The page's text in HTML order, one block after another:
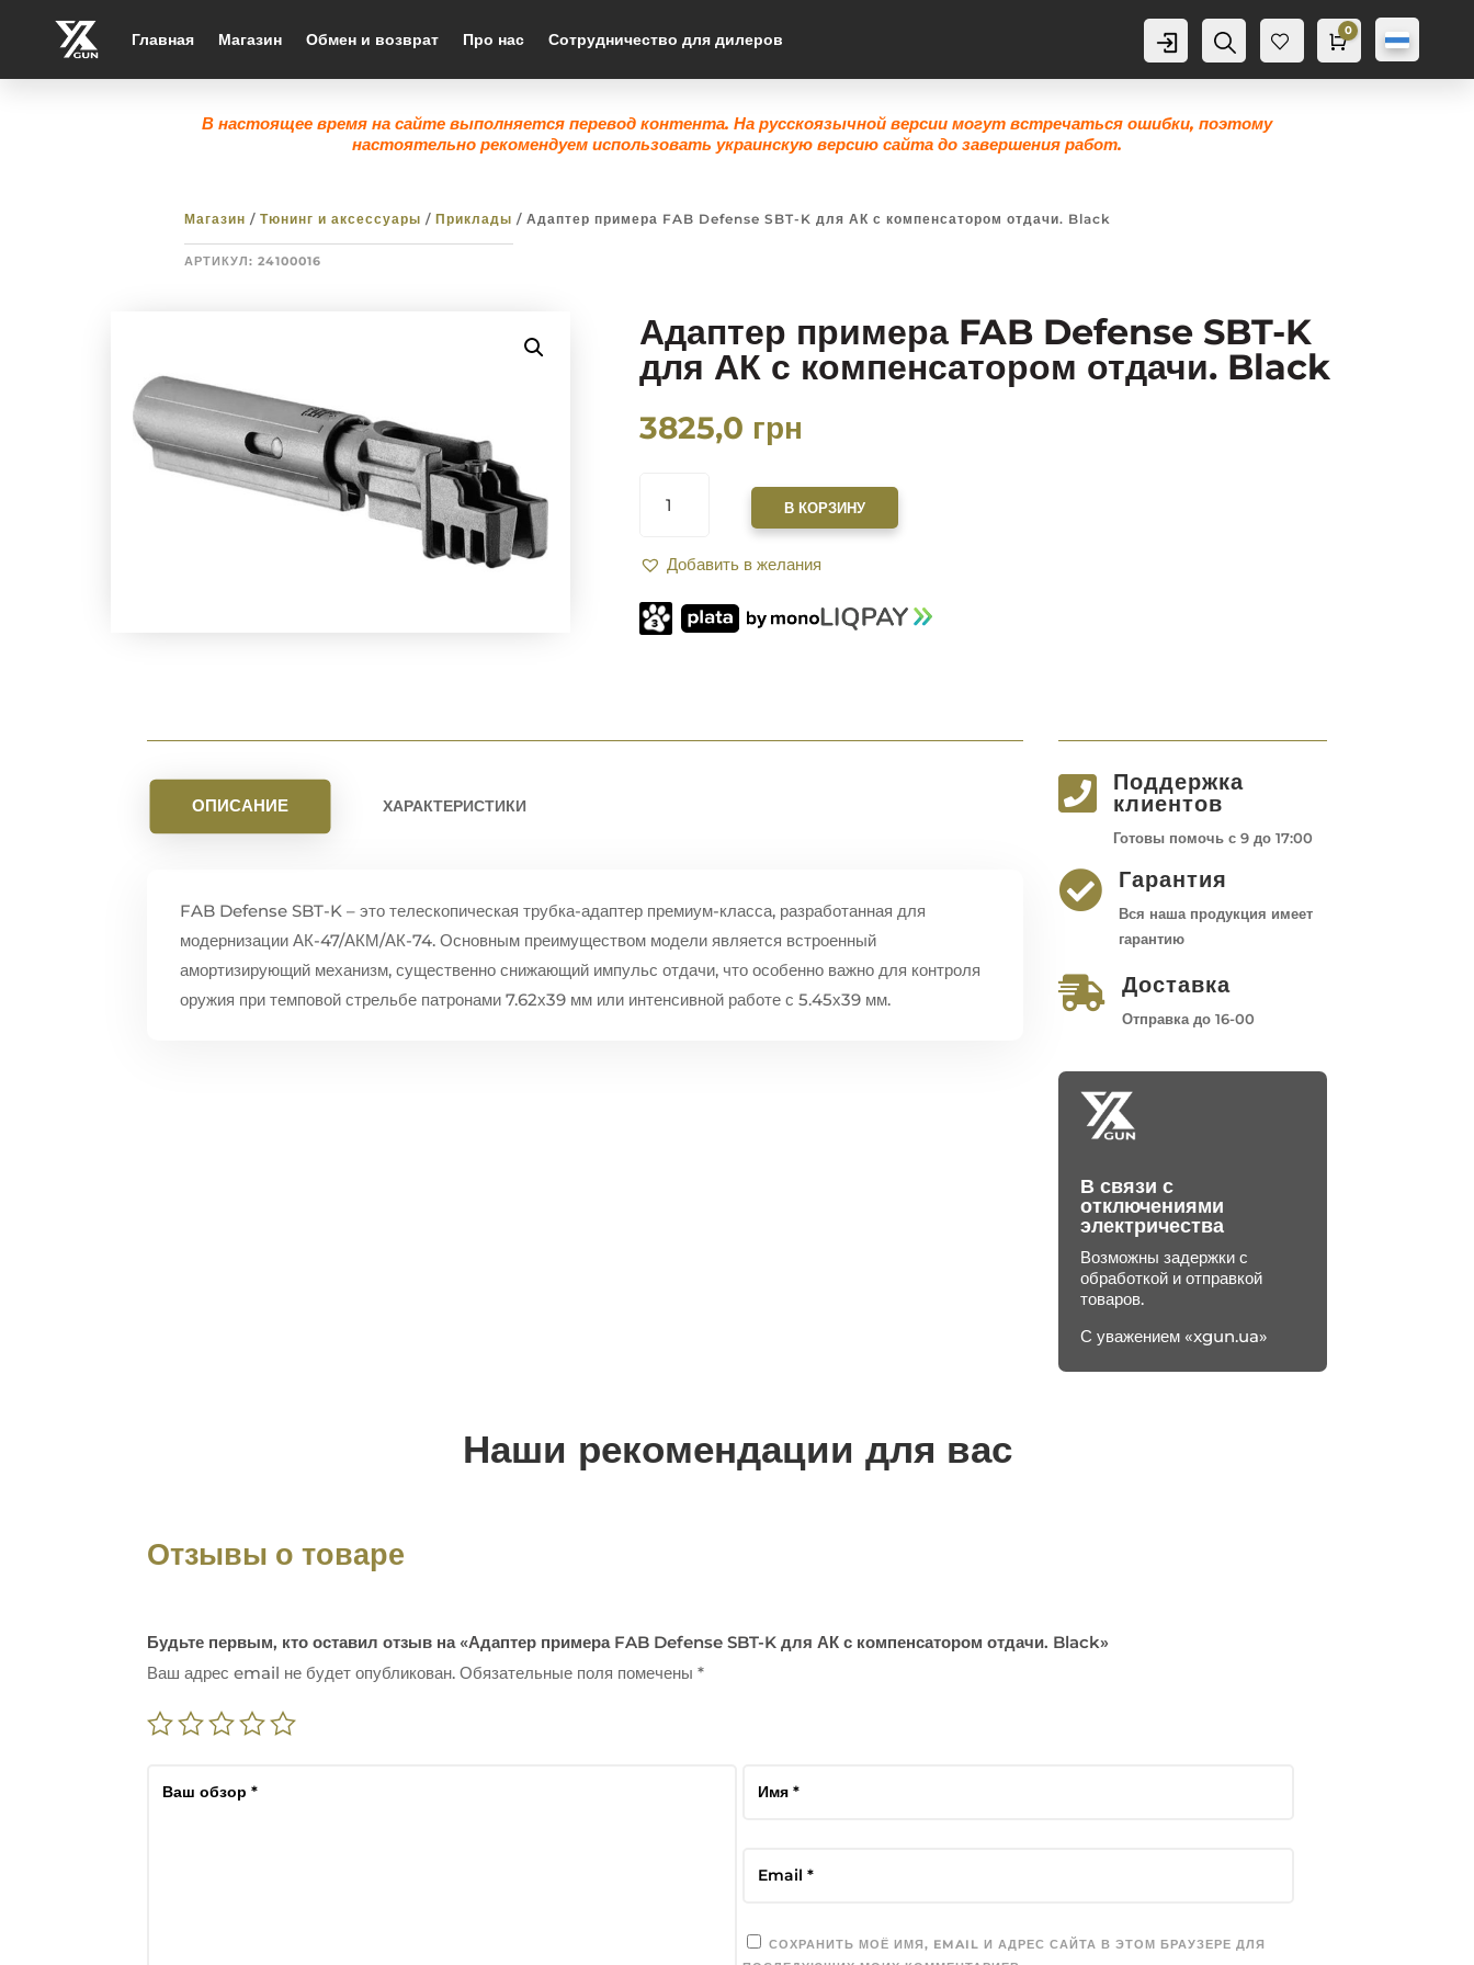
Главная Магазин Обмен и возврат Про нас Сотрудничество для дилеров Аккаунт
Поиск
Же
0
Корзина
0
0,0грн
В настоящее время на сайте выполняется перевод контента. На русскоязычной версии могут встречаться ошибки, поэтому
настоятельно рекомендуем использовать украинскую версию сайта до завершения работ.
Магазин / Тюнинг и аксессуары / Приклады / Адаптер примера FAB Defense SBT-K для АК с компенсатором отдачи. Black
АРТИКУЛ: 24100016
Адаптер примера FAB Defense SBT-K
для АК с компенсатором отдачи. Black
3825,0 грн
ТОВАРА
FAB
SBT-
K
В КОРЗИНУ
Добавить в желания
ОПИСАНИЕ ХАРАКТЕРИСТИКИ
FAB Defense SBT-K – это телескопическая трубка-адаптер премиум-класса, разработанная для
модернизации АК-47/АКМ/АК-74. Основным преимуществом модели является встроенный
амортизирующий механизм, существенно снижающий импульс отдачи, что особенно важно для контроля
оружия при темповой стрельбе патронами 7.62х39 мм или интенсивной работе с 5.45х39 мм.

Поддержка
клиентов
Готовы помочь с 9 до 17:00
 Гарантия
Вся наша продукция имеет
гарантию
 Доставка
Отправка до 16-00
В связи с
отключениями
электричества
Возможны задержки с
обработкой и отправкой
товаров.
С уважением «xgun.ua»
Наши рекомендации для вас
Отзывы о товаре
Будьте первым, кто оставил отзыв на «Адаптер примера FAB Defense SBT-K для АК с компенсатором отдачи. Black»
Ваш адрес email не будет опубликован. Обязательные поля помечены*
СОХРАНИТЬ МОЁ ИМЯ, EMAIL И АДРЕС САЙТА В ЭТОМ БРАУЗЕРЕ ДЛЯ